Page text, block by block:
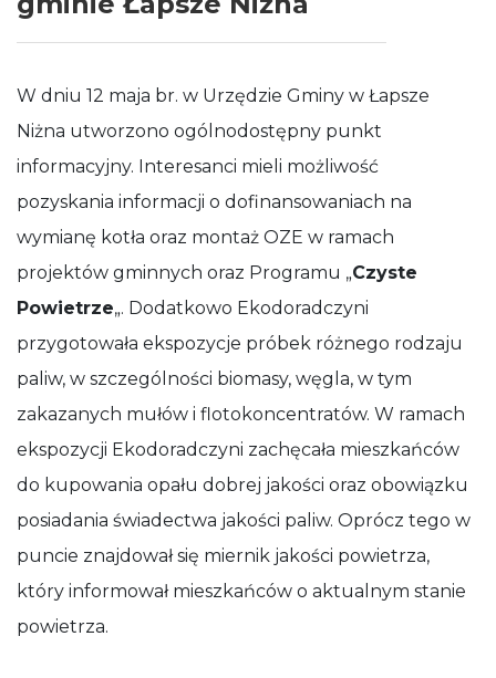
W dniu 12 maja br. w Urzędzie Gminy w Łapsze
Niżna utworzono ogólnodostępny punkt
informacyjny. Interesanci mieli możliwość
pozyskania informacji o dofinansowaniach na
wymianę kotła oraz montaż OZE w ramach
projektów gminnych oraz Programu „Czyste
Powietrze„. Dodatkowo Ekodoradczyni
przygotowała ekspozycje próbek różnego rodzaju
paliw, w szczególności biomasy, węgla, w tym
zakazanych mułów i flotokoncentratów. W ramach
ekspozycji Ekodoradczyni zachęcała mieszkańców
do kupowania opału dobrej jakości oraz obowiązku
posiadania świadectwa jakości paliw. Oprócz tego w
puncie znajdował się miernik jakości powietrza,
który informował mieszkańców o aktualnym stanie
powietrza.